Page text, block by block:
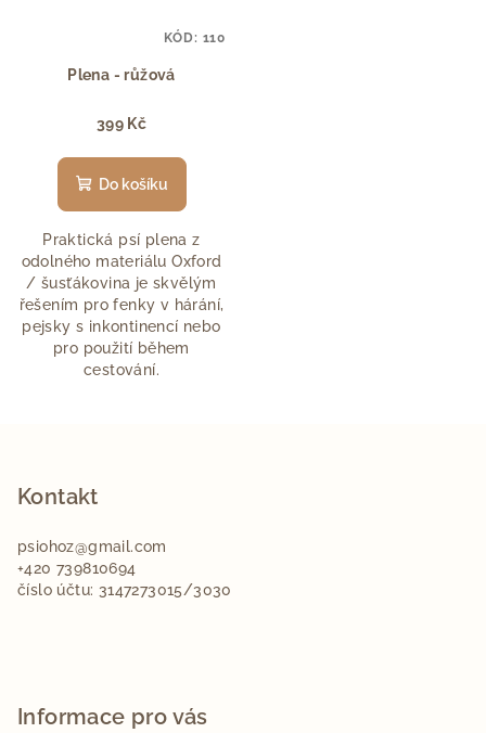
Plena - růžová
399 Kč
Do košíku
Praktická psí plena z
odolného materiálu Oxford
/ šusťákovina je skvělým
řešením pro fenky v hárání,
pejsky s inkontinencí nebo
pro použití během
cestování.
KÓD: 110
Kontakt
psiohoz@gmail.com
+420 739810694
číslo účtu: 3147273015/3030
Informace pro vás